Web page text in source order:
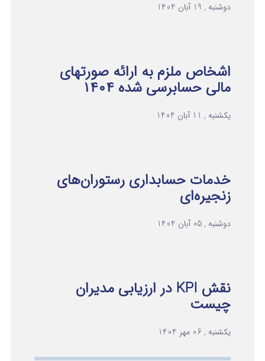
دوشنبه , 19 آبان 1404
اشخاص ملزم به ارائه صورتهای
مالی حسابرسی شده ۱۴۰۴
یکشنبه , 11 آبان 1404
خدمات حسابداری رستوران‌های
زنجیره‌ای
دوشنبه , 05 آبان 1404
نقش KPI در ارزیابی مدیران
چیست
یکشنبه , 06 مهر 1404